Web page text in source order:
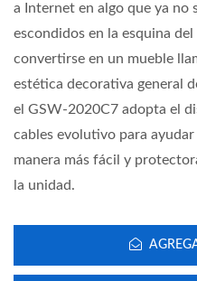
a Internet en algo que ya no
escondidos en la esquina
convertirse en un mueble
estética decorativa general
el GSW-2020C7 adopta el
cables evolutivo para
manera más fácil y
la unidad.